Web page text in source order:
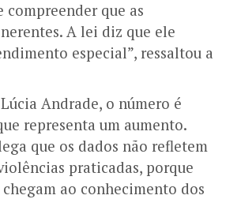
que as
A lei diz que ele
especial”, ressaltou a
Andrade, o número é
representa um aumento.
que os dados não refletem
praticadas, porque
ao conhecimento dos